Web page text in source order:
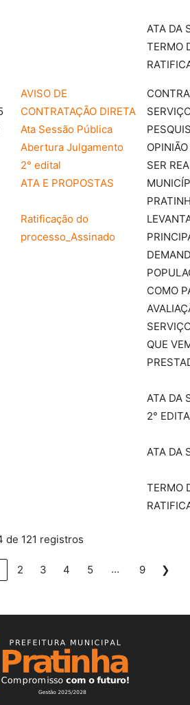
ATA DA
TERMO
AVISO DE
CONTRATAÇÃO DIRETA
Ata Sessão Pública
Abertura Julgamento
2° edital
ATA E PROPOSTAS
Ratificação do
processo_Assinado
SER
COMO
QUE
ATA DA
2°
ATA DA
TERMO
de 121 registros
2 3 4 5 … 9 ❯